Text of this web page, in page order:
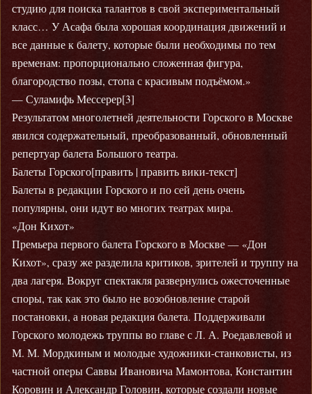
студию для поиска талантов в свой экспериментальный
класс… У Асафа была хорошая координация движений и
все данные к балету, которые были необходимы по тем
временам: пропорционально сложенная фигура,
благородство позы, стопа с красивым подъёмом.»
— Суламифь Мессерер[3]
Результатом многолетней деятельности Горского в Москве
явился содержательный, преобразованный, обновленный
репертуар балета Большого театра.
Балеты Горского[править | править вики-текст]
Балеты в редакции Горского и по сей день очень
популярны, они идут во многих театрах мира.
«Дон Кихот»
Премьера первого балета Горского в Москве — «Дон
Кихот», сразу же разделила критиков, зрителей и труппу на
два лагеря. Вокруг спектакля развернулись ожесточенные
споры, так как это было не возобновление старой
постановки, а новая редакция балета. Поддерживали
Горского молодежь труппы во главе с Л. А. Роедавлевой и
М. М. Мордкиным и молодые художники-станковисты, из
частной оперы Саввы Ивановича Мамонтова, Константин
Коровин и Александр Головин, которые создали новые